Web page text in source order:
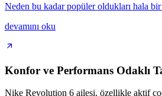
Neden bu kadar popüler oldukları hala bir
devamını oku
Konfor ve Performans Odaklı
Nike Revolution 6 ailesi, özellikle aktif